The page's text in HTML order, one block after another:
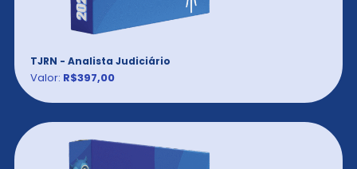
TJRN - Analista Judiciário
Valor: R$397,00